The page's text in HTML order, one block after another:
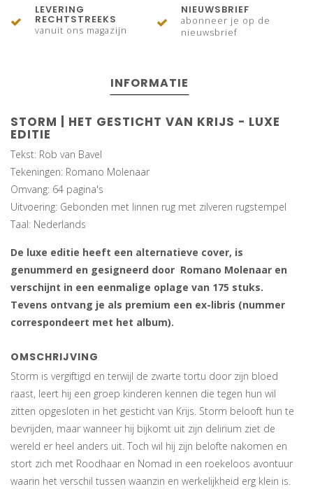
LEVERING
RECHTSTREEKS
vanuit ons magazijn
NIEUWSBRIEF
abonneer je op de
nieuwsbrief
INFORMATIE
STORM | HET GESTICHT VAN KRIJS - LUXE
EDITIE
Tekst: Rob van Bavel
Tekeningen: Romano Molenaar
Omvang: 64 pagina's
Uitvoering: Gebonden met linnen rug met zilveren rugstempel
Taal: Nederlands
De luxe editie heeft een alternatieve cover, is
genummerd en gesigneerd door Romano Molenaar en
verschijnt in een eenmalige oplage van 175 stuks.
Tevens ontvang je als premium een ex-libris (nummer
correspondeert met het album).
OMSCHRIJVING
Storm is vergiftigd en terwijl de zwarte tortu door zijn bloed
raast, leert hij een groep kinderen kennen die tegen hun wil
zitten opgesloten in het gesticht van Krijs. Storm belooft hun te
bevrijden, maar wanneer hij bijkomt uit zijn delirium ziet de
wereld er heel anders uit. Toch wil hij zijn belofte nakomen en
stort zich met Roodhaar en Nomad in een roekeloos avontuur
waarin het verschil tussen waanzin en werkelijkheid erg klein is.